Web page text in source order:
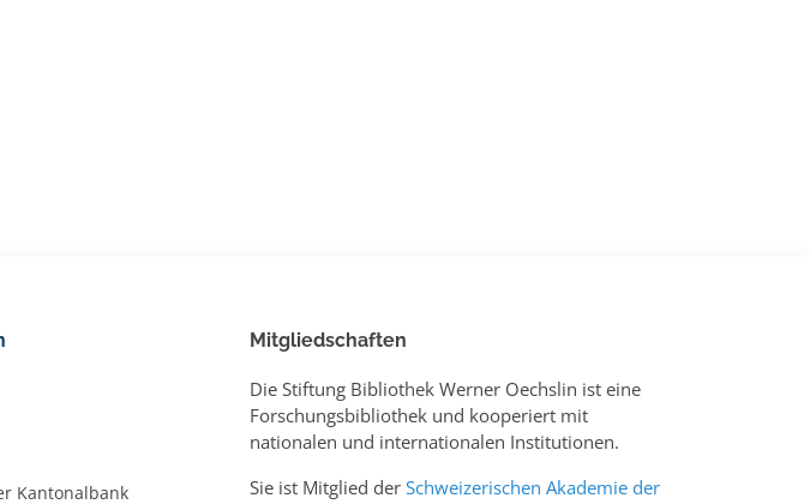
Kantonalbank
Mitgliedschaften
Die Stiftung Bibliothek Werner Oechslin ist eine
Forschungsbibliothek und kooperiert mit
nationalen und internationalen Institutionen.
Sie ist Mitglied der Schweizerischen Akademie der